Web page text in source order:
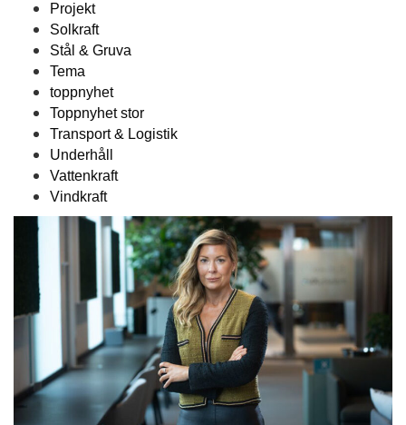
Projekt
Solkraft
Stål & Gruva
Tema
toppnyhet
Toppnyhet stor
Transport & Logistik
Underhåll
Vattenkraft
Vindkraft